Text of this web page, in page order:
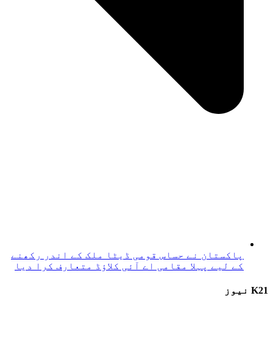
پاکستان نے حساس قومی ڈیٹا ملک کے اندر رکھنے
کے لیے پہلا مقامی اے آئی کلاؤڈ متعارف کرا دیا
K21 نیوز